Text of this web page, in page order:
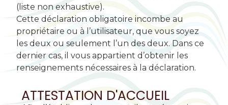
(liste non exhaustive).
Cette déclaration obligatoire incombe au
propriétaire ou à l’utilisateur, que vous soyez
les deux ou seulement l’un des deux. Dans ce
dernier cas, il vous appartient d’obtenir les
renseignements nécessaires à la déclaration.
ATTESTATION D'ACCUEIL